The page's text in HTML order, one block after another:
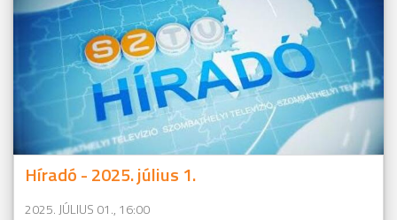
Híradó - 2025. július 1.
2025. JÚLIUS 01., 16:00